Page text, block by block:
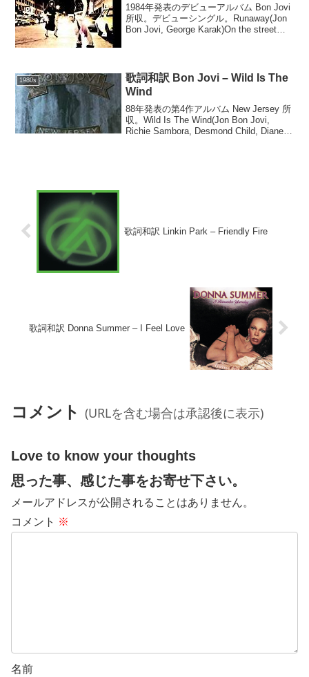
1984年発表のデビューアルバム Bon Jovi
所収。デビューシングル。Runaway(Jon
Bon Jovi, George Karak)On the street
1980s
歌詞和訳 Bon Jovi – Wild Is The
Wind
88年発表の第4作アルバム New Jersey 所
収。Wild Is The Wind(Jon Bon Jovi,
Richie Sambora, Desmond Child, Diane
歌詞和訳 Linkin Park – Friendly Fire
歌詞和訳 Donna Summer – I Feel Love
コメント (URLを含む場合は承認後に表示)
Love to know your thoughts
思った事、感じた事をお寄せ下さい。
メールアドレスが公開されることはありません。
コメント ※
名前